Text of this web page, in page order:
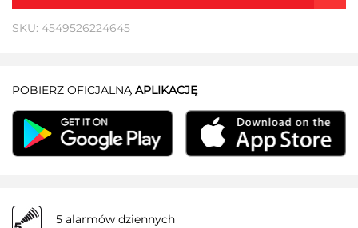
SKU: 4549526224645
POBIERZ OFICJALNĄ APLIKACJĘ
5 alarmów dziennych